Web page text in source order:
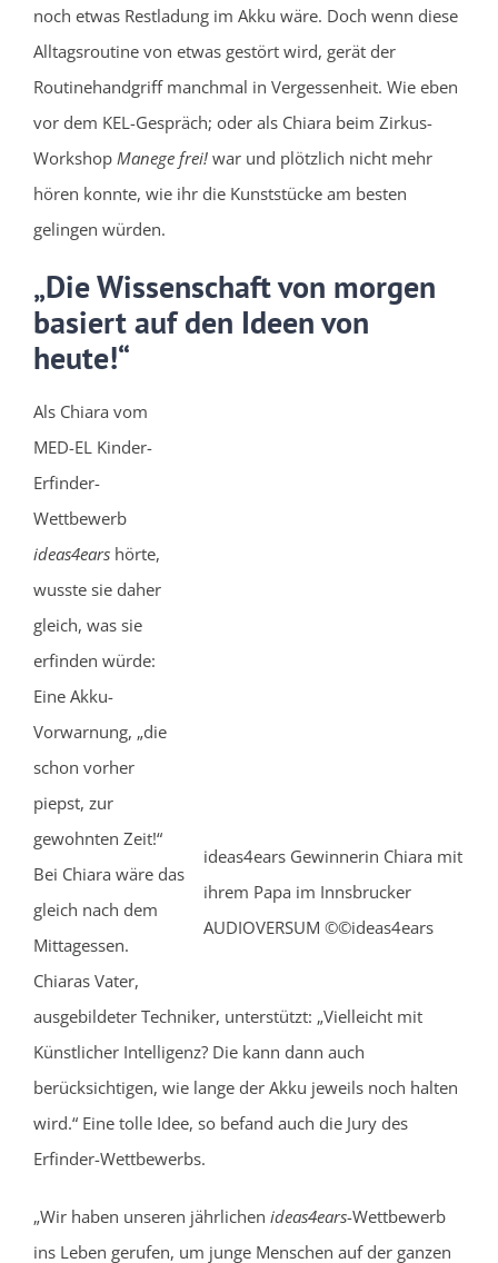
noch etwas Restladung im Akku wäre. Doch wenn diese
Alltagsroutine von etwas gestört wird, gerät der
Routinehandgriff manchmal in Vergessenheit. Wie eben
vor dem KEL-Gespräch; oder als Chiara beim Zirkus-
Workshop Manege frei!war und plötzlich nicht mehr
hören konnte, wie ihr die Kunststücke am besten
gelingen würden.
„Die Wissenschaft von morgen
basiert auf den Ideen von
heute!“
ideas4ears Gewinnerin Chiara mit
ihrem Papa im Innsbrucker
AUDIOVERSUM ©©ideas4ears
Als Chiara vom
MED-EL Kinder-
Erfinder-
Wettbewerb
ideas4ears hörte,
wusste sie daher
gleich, was sie
erfinden würde:
Eine Akku-
Vorwarnung, „die
schon vorher
piepst, zur
gewohnten Zeit!“
Bei Chiara wäre das
gleich nach dem
Mittagessen.
Chiaras Vater,
ausgebildeter Techniker, unterstützt: „Vielleicht mit
Künstlicher Intelligenz? Die kann dann auch
berücksichtigen, wie lange der Akku jeweils noch halten
wird.“ Eine tolle Idee, so befand auch die Jury des
Erfinder-Wettbewerbs.
„Wir haben unseren jährlichen ideas4ears-Wettbewerb
ins Leben gerufen, um junge Menschen auf der ganzen